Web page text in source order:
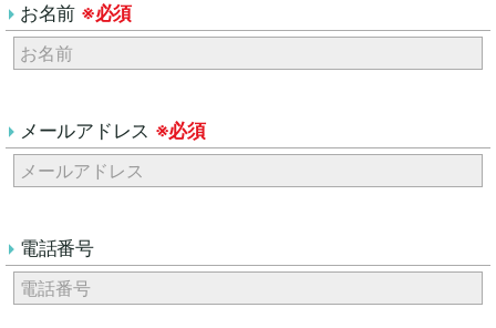
お名前 ※必須
メールアドレス ※必須
電話番号